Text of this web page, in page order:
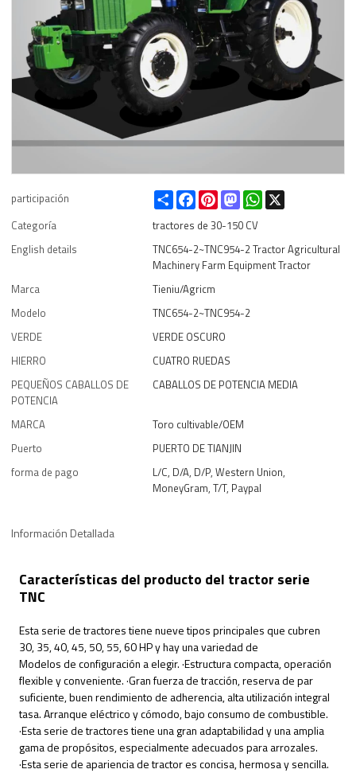
participación ShareFacebookPinterestMastodonWhatsApp
Categoría
tractores de 30-150 CV
English details
TNC654-2~TNC954-2 Tractor Agricultural
Machinery Farm Equipment Tractor
Marca
Tieniu/Agricm
Modelo
TNC654-2~TNC954-2
VERDE
VERDE OSCURO
HIERRO
CUATRO RUEDAS
PEQUEÑOS CABALLOS DE
POTENCIA
CABALLOS DE POTENCIA MEDIA
MARCA
Toro cultivable/OEM
Puerto
PUERTO DE TIANJIN
forma de pago
L/C, D/A, D/P, Western Union,
MoneyGram, T/T, Paypal
Información Detallada
Características del producto del tractor serie
TNC
Esta serie de tractores tiene nueve tipos principales que cubren
30, 35, 40, 45, 50, 55, 60 HP y hay una variedad de
Modelos de configuración a elegir. ·Estructura compacta, operación
flexible y conveniente. ·Gran fuerza de tracción, reserva de par
suficiente, buen rendimiento de adherencia, alta utilización integral
tasa. Arranque eléctrico y cómodo, bajo consumo de combustible.
·Esta serie de tractores tiene una gran adaptabilidad y una amplia
gama de propósitos, especialmente adecuados para arrozales.
·Esta serie de apariencia de tractor es concisa, hermosa y sencilla.